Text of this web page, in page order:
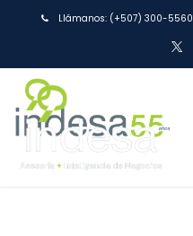
Llámanos: (+507) 300-5560